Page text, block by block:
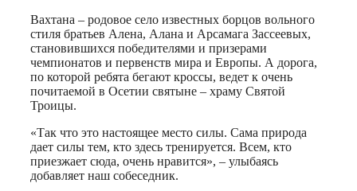
Вахтана – родовое село известных борцов вольного
стиля братьев Алена, Алана и Арсамага Зассеевых,
становившихся победителями и призерами
чемпионатов и первенств мира и Европы. А дорога,
по которой ребята бегают кроссы, ведет к очень
почитаемой в Осетии святыне – храму Святой
Троицы.
«Так что это настоящее место силы. Сама природа
дает силы тем, кто здесь тренируется. Всем, кто
приезжает сюда, очень нравится», – улыбаясь
добавляет наш собеседник.